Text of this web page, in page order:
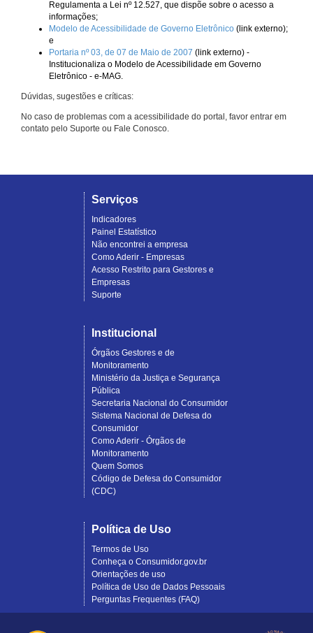
Regulamenta a Lei nº 12.527, que dispõe sobre o acesso a
informações;
Modelo de Acessibilidade de Governo Eletrônico (link externo);
e
Portaria nº 03, de 07 de Maio de 2007 (link externo) -
Institucionaliza o Modelo de Acessibilidade em Governo
Eletrônico - e-MAG.
Dúvidas, sugestões e críticas:
No caso de problemas com a acessibilidade do portal, favor entrar em
contato pelo Suporte ou Fale Conosco.
Serviços
Indicadores
Painel Estatístico
Não encontrei a empresa
Como Aderir - Empresas
Acesso Restrito para Gestores e
Empresas
Suporte
Institucional
Órgãos Gestores e de
Monitoramento
Ministério da Justiça e Segurança
Pública
Secretaria Nacional do Consumidor
Sistema Nacional de Defesa do
Consumidor
Como Aderir - Órgãos de
Monitoramento
Quem Somos
Código de Defesa do Consumidor
(CDC)
Política de Uso
Termos de Uso
Conheça o Consumidor.gov.br
Orientações de uso
Política de Uso de Dados Pessoais
Perguntas Frequentes (FAQ)